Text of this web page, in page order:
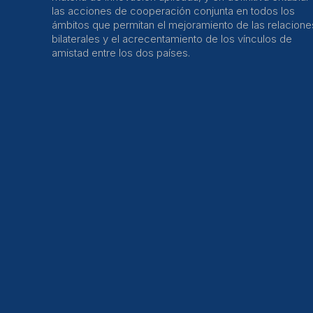
las acciones de cooperación conjunta en todos los
ámbitos que permitan el mejoramiento de las
bilaterales y el acrecentamiento de los vínculos de
amistad entre los dos países.